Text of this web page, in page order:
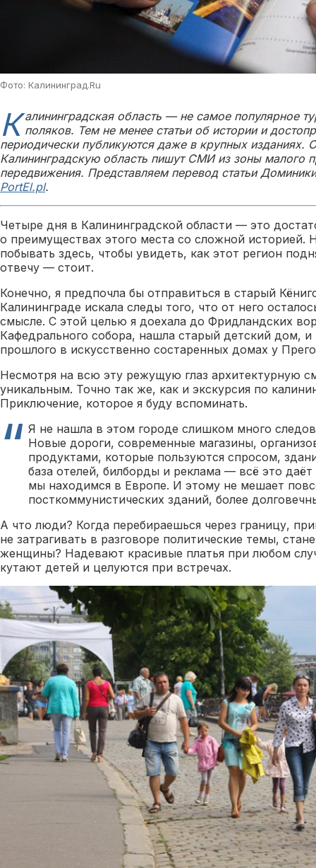
Фото: Калининград.Ru
К алининградская область — не самое популярное
поляков. Тем не менее статьи об истории и
периодически публикуются даже в крупных изданиях.
Калининградскую область пишут СМИ из зоны малого
передвижения. Представляем перевод статьи
PortEl.pl.
Четыре дня в Калининградской области — это
о преимуществах этого места со сложной историей.
побывать здесь, чтобы увидеть, как этот регион
отвечу — стоит.
Конечно, я предпочла бы отправиться в старый
Калининграде искала следы того, что от него
смысле. С этой целью я доехала до Фридландских
Кафедрального собора, нашла старый детский дом,
прошлого в искусственно состаренных домах у
Несмотря на всю эту режущую глаз архитектурную
уникальным. Точно так же, как и экскурсия по
Приключение, которое я буду вспоминать.
Я не нашла в этом городе слишком много
Новые дороги, современные магазины,
продуктами, которые пользуются спросом,
база отелей, билборды и реклама — всё это
мы находимся в Европе. И этому не мешает
посткоммунистических зданий, более
А что люди? Когда перебираешься через границу,
не затрагивать в разговоре политические темы,
женщины? Надевают красивые платья при любом
кутают детей и целуются при встречах.